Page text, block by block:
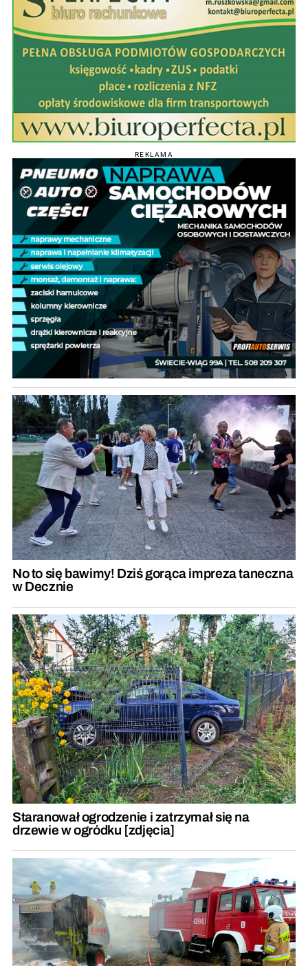
REKLAMA
No to się bawimy! Dziś gorąca impreza taneczna
w Decznie
Staranował ogrodzenie i zatrzymał się na
drzewie w ogródku [zdjęcia]